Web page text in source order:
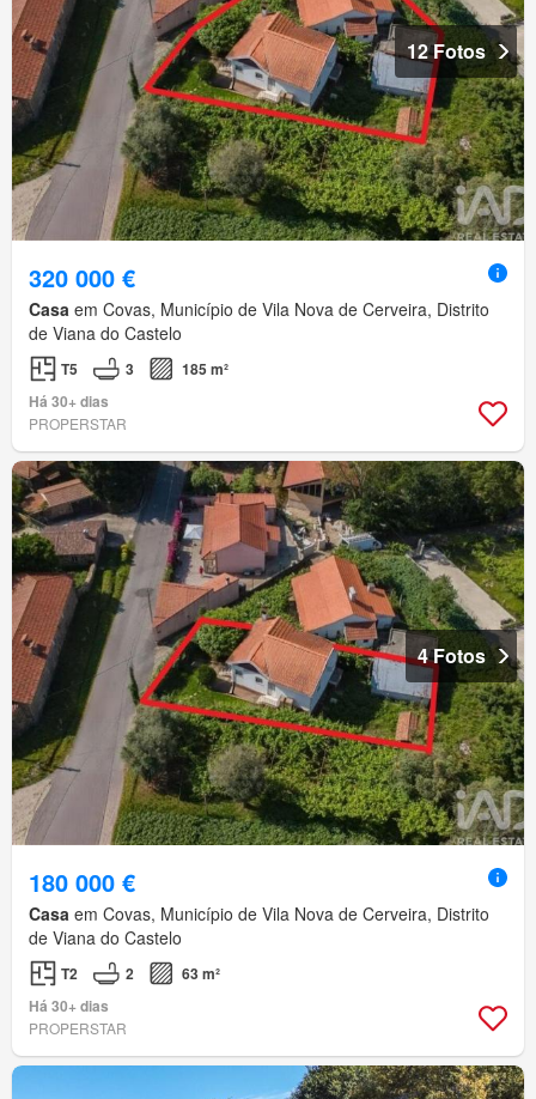
12 Fotos
320 000 €
Casa em Covas, Município de Vila Nova de Cerveira, Distrito
de Viana do Castelo
T5 3
185 m²
Há 30+ dias
PROPERSTAR
4 Fotos
180 000 €
Casa em Covas, Município de Vila Nova de Cerveira, Distrito
de Viana do Castelo
T2 2
63 m²
Há 30+ dias
PROPERSTAR